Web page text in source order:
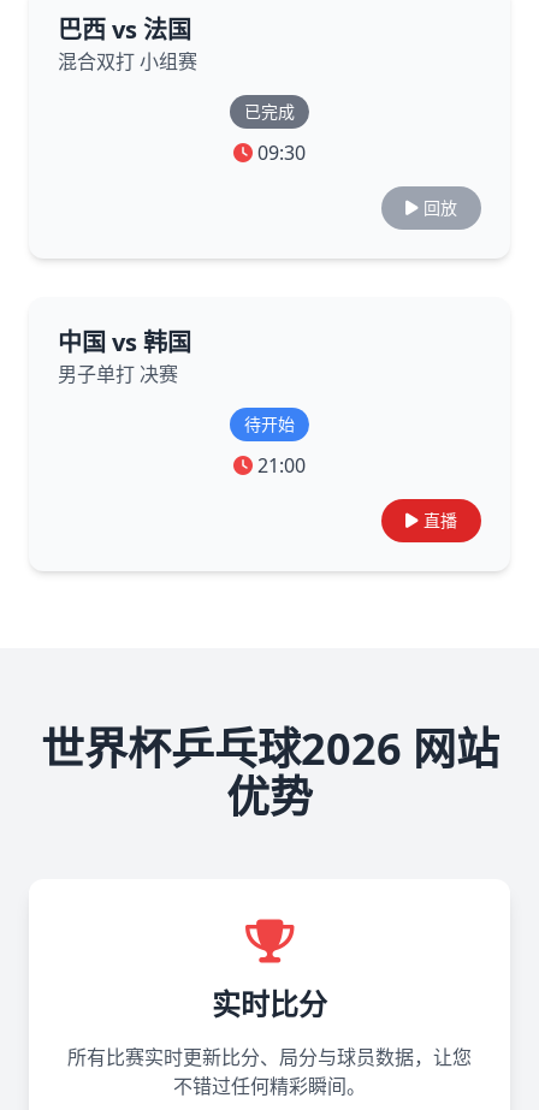
巴西 vs 法国
混合双打 小组赛
已完成
09:30
回放
中国 vs 韩国
男子单打 决赛
待开始
21:00
直播
世界杯乒乓球2026 网站
优势
实时比分
所有比赛实时更新比分、局分与球员数据，让您
不错过任何精彩瞬间。